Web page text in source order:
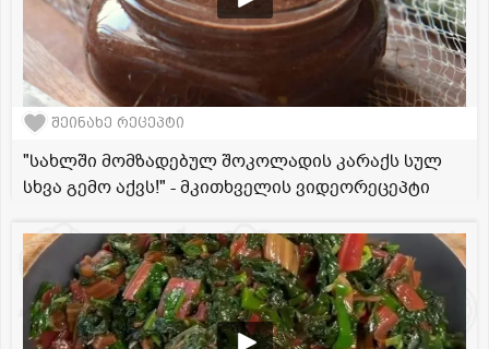
შეინახე რეცეპტი
"სახლში მომზადებულ შოკოლადის კარაქს სულ
სხვა გემო აქვს!" - მკითხველის ვიდეორეცეპტი